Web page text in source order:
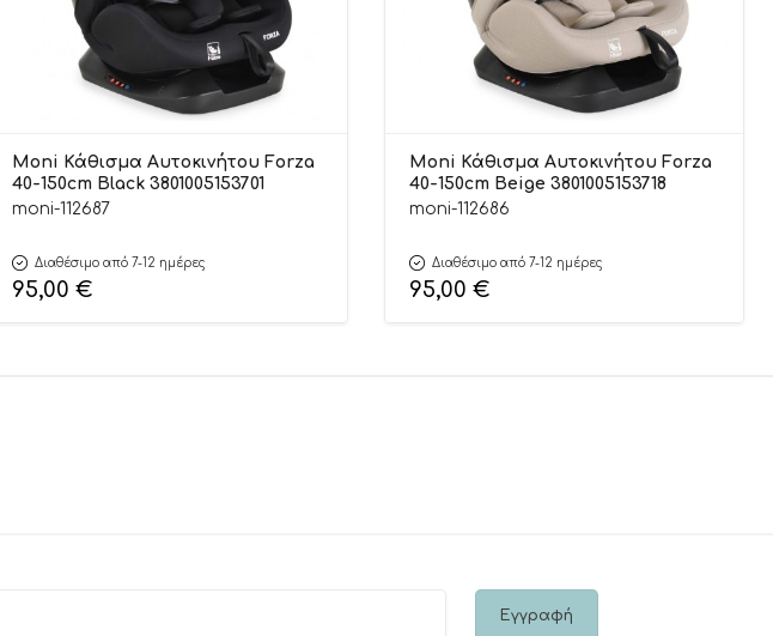
Moni Κάθισμα Αυτοκινήτου Forza
40-150cm Black 3801005153701
moni-112687
Διαθέσιμο από 7-12 ημέρες
95,00 €
Moni Κάθισμα Αυτοκινήτου Forza
40-150cm Beige 3801005153718
moni-112686
Διαθέσιμο από 7-12 ημέρες
95,00 €